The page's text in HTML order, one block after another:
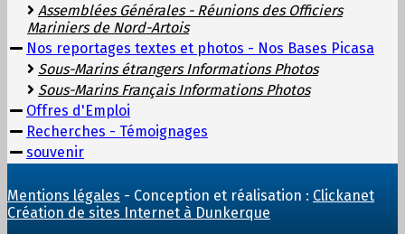
Assemblées Générales - Réunions des Officiers
Mariniers de Nord-Artois
Nos reportages textes et photos - Nos Bases Picasa
Sous-Marins étrangers Informations Photos
Sous-Marins Français Informations Photos
Offres d'Emploi
Recherches - Témoignages
souvenir
Mentions légales - Conception et réalisation : Clickanet
Création de sites Internet à Dunkerque